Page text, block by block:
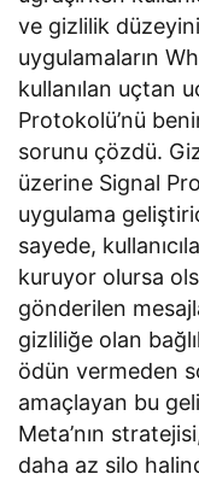
ve gizlilik
uygulamaların
kullanılan uçtan
Protokolü’nü
sorunu çözdü.
üzerine Signal
uygulama
sayede,
kuruyor olursa
gönderilen
gizliliğe olan
ödün vermeden
amaçlayan bu
Meta’nın
daha az silo